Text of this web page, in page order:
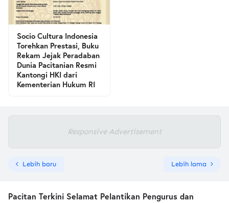
Socio Cultura Indonesia
Torehkan Prestasi, Buku
Rekam Jejak Peradaban
Dunia Pacitanian Resmi
Kantongi HKI dari
Kementerian Hukum RI
Responsive Advertisement
Lebih baru Lebih lama
Pacitan Terkini Selamat Pelantikan Pengurus dan